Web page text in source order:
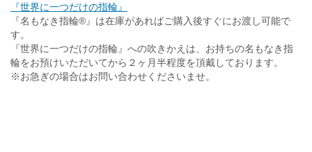
『世界に一つだけの指輪』
『名もなき指輪®』は在庫があればご購入後すぐにお渡し可能で
す。
『世界に一つだけの指輪』への吹きかえは、お持ちの名もなき指
輪をお預けいただいてから２ヶ月半程度を頂戴しております。
※お急ぎの場合はお問い合わせくださいませ。